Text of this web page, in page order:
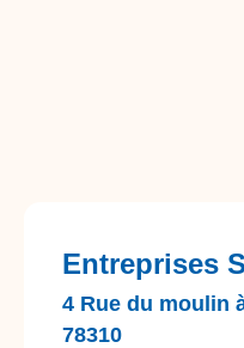
Entreprises
4 Rue du moulin
78310